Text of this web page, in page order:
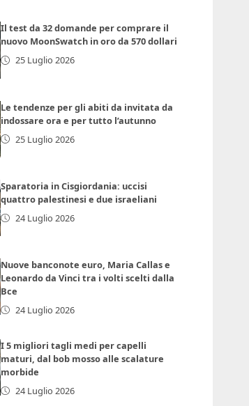
Il test da 32 domande per comprare il
nuovo MoonSwatch in oro da 570 dollari
25 Luglio 2026
Le tendenze per gli abiti da invitata da
indossare ora e per tutto l’autunno
25 Luglio 2026
Sparatoria in Cisgiordania: uccisi
quattro palestinesi e due israeliani
24 Luglio 2026
Nuove banconote euro, Maria Callas e
Leonardo da Vinci tra i volti scelti dalla
Bce
24 Luglio 2026
I 5 migliori tagli medi per capelli
maturi, dal bob mosso alle scalature
morbide
24 Luglio 2026